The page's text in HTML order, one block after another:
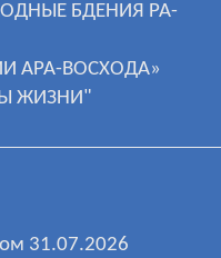
БДЕНИЯ РА-
АРА-ВОСХОДА»
ЖИЗНИ"
31.07.2026